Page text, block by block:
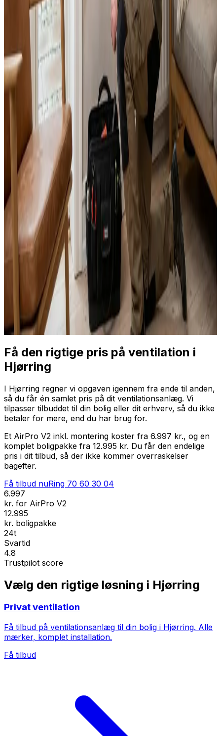
Svar inden 24 timer
Professionel installation
Få tilbud nu
Ring 70 60 30 04
Få den rigtige pris på ventilation i
Hjørring
I Hjørring regner vi opgaven igennem fra ende til anden,
så du får én samlet pris på dit ventilationsanlæg. Vi
tilpasser tilbuddet til din bolig eller dit erhverv, så du ikke
betaler for mere, end du har brug for.
Et AirPro V2 inkl. montering koster fra 6.997 kr., og en
komplet boligpakke fra 12.995 kr. Du får den endelige
pris i dit tilbud, så der ikke kommer overraskelser
bagefter.
Få tilbud nuRing 70 60 30 04
6.997
kr. for AirPro V2
12.995
kr. boligpakke
24t
Svartid
4.8
Trustpilot score
Vælg den rigtige løsning i Hjørring
Privat ventilation
Få tilbud på ventilationsanlæg til din bolig i Hjørring. Alle
mærker, komplet installation.
Få tilbud